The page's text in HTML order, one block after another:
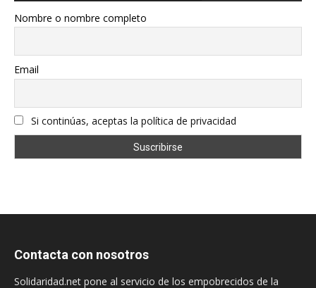
Nombre o nombre completo
Email
Si continúas, aceptas la política de privacidad
Contacta con nosotros
Solidaridad.net pone al servicio de los empobrecidos de la